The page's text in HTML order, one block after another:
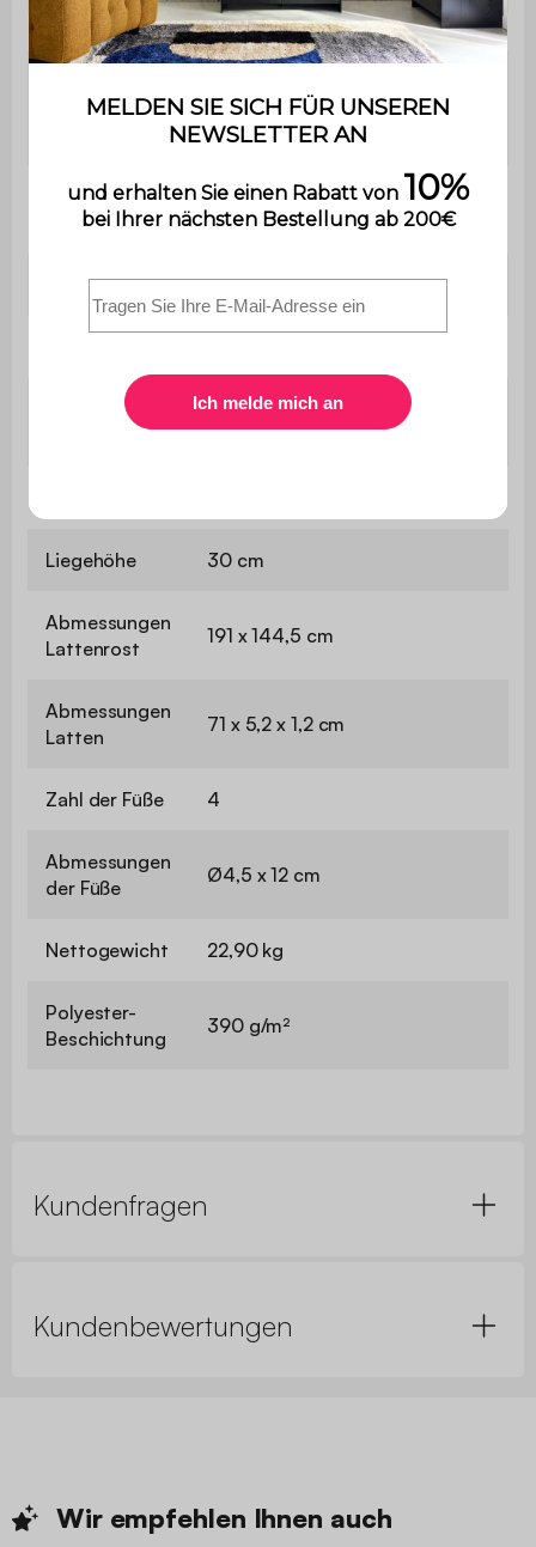
Montage
eine Bedienungsanleitung wird
mitgeliefert.
Matelas
fourni
Non
Lattenrost Latten aus Verbundholz
Liegehöhe 30 cm
Abmessungen
Lattenrost
191 x 144,5 cm
Abmessungen
Latten
71 x 5,2 x 1,2 cm
Zahl der Füße 4
Abmessungen
der Füße
Ø4,5 x 12 cm
Nettogewicht 22,90 kg
Polyester-
Beschichtung
390 g/m²
Kundenfragen
Kundenbewertungen
Wir empfehlen Ihnen auch